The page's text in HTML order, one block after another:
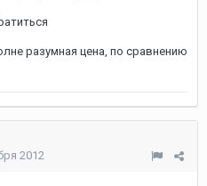
разумная цена, по сравнению
2012